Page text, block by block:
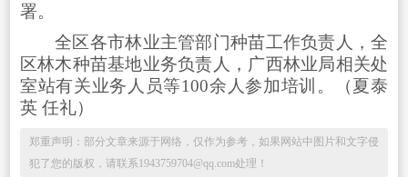
署。
全区各市林业主管部门种苗工作负责人，全
区林木种苗基地业务负责人，广西林业局相关处
室站有关业务人员等100余人参加培训。
（夏泰
英 任礼）
郑重声明：部分文章来源于网络，仅作为参考，如果网站中图片和文字侵
犯了您的版权，请联系1943759704@qq.com处理！